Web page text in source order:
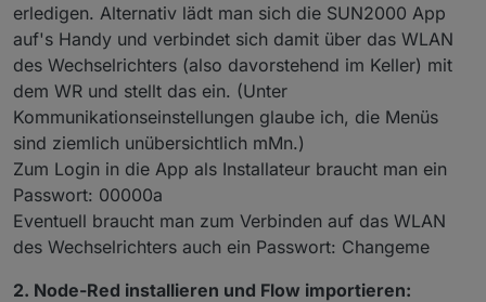
erledigen. Alternativ lädt man sich die SUN2000 App
auf's Handy und verbindet sich damit über das WLAN
des Wechselrichters (also davorstehend im Keller) mit
dem WR und stellt das ein. (Unter
Kommunikationseinstellungen glaube ich, die Menüs
sind ziemlich unübersichtlich mMn.)
Zum Login in die App als Installateur braucht man ein
Passwort: 00000a
Eventuell braucht man zum Verbinden auf das WLAN
des Wechselrichters auch ein Passwort: Changeme
2. Node-Red installieren und Flow importieren: